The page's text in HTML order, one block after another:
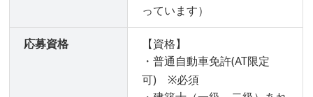
っています）
応募資格
【資格】
・普通自動車免許(AT限定
可) ※必須